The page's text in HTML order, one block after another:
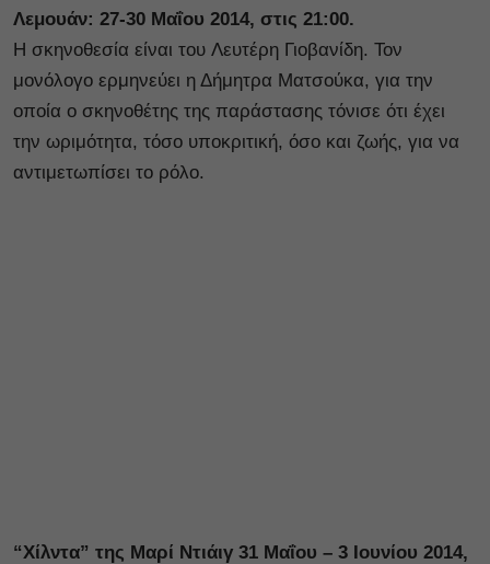
Λεμουάν: 27-30 Μαΐου 2014, στις 21:00.
Η σκηνοθεσία είναι του Λευτέρη Γιοβανίδη. Τον
μονόλογο ερμηνεύει η Δήμητρα Ματσούκα, για την
οποία ο σκηνοθέτης της παράστασης τόνισε ότι έχει
την ωριμότητα, τόσο υποκριτική, όσο και ζωής, για να
αντιμετωπίσει το ρόλο.
“Χίλντα” της Μαρί Ντιάιγ 31 Μαΐου – 3 Ιουνίου 2014,